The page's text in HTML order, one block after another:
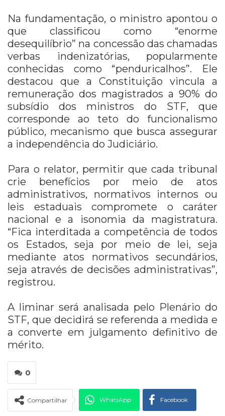
Na fundamentação, o ministro apontou o
que classificou como “enorme
desequilíbrio” na concessão das chamadas
verbas indenizatórias, popularmente
conhecidas como “penduricalhos”. Ele
destacou que a Constituição vincula a
remuneração dos magistrados a 90% do
subsídio dos ministros do STF, que
corresponde ao teto do funcionalismo
público, mecanismo que busca assegurar
a independência do Judiciário.
Para o relator, permitir que cada tribunal
crie benefícios por meio de atos
administrativos, normativos internos ou
leis estaduais compromete o caráter
nacional e a isonomia da magistratura.
“Fica interditada a competência de todos
os Estados, seja por meio de lei, seja
mediante atos normativos secundários,
seja através de decisões administrativas”,
registrou.
A liminar será analisada pelo Plenário do
STF, que decidirá se referenda a medida e
a converte em julgamento definitivo de
mérito.
0
Compartilhar WhatsApp Facebook